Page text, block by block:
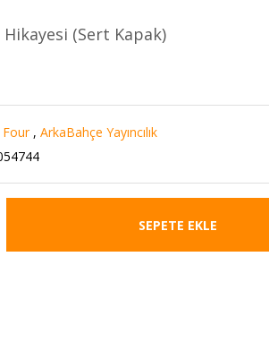
(Sert Kapak)
, ArkaBahçe Yayıncılık
SEPETE EKLE